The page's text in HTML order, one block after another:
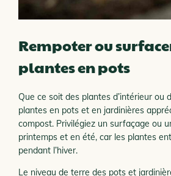
Rempoter ou
plantes en pots
Que ce soit des plantes d’intérieur ou
plantes en pots et en jardinières
compost. Privilégiez un surfaçage ou
printemps et en été, car les plantes
pendant l’hiver.
Le niveau de terre des pots et